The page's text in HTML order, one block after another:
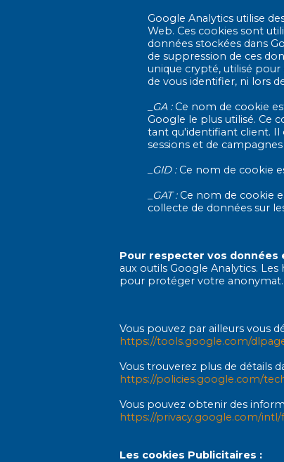
Google Analytics utilise
Web. Ces cookies sont
données stockées dans
de suppression de ces
unique crypté, utilisé pour
de vous identifier, ni lors
_GA :Ce nom de cookie
Google le plus utilisé. Ce
tant qu'identifiant client. Il
sessions et de
_GID : Ce nom de cookie
_GAT :Ce nom de cookie
collecte de données sur
Pour respecter vos données
aux outils Google Analytics.
pour protéger votre anonymat.
Vous pouvez par ailleurs vous
https://tools.google.com/
Vous trouverez plus de détails
https://policies.google.com/
Vous pouvez obtenir des
https://privacy.google.com/
Les cookies Publicitaires :